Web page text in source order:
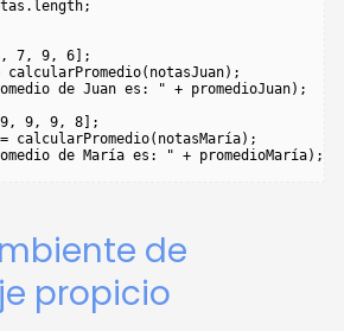
7, 9, 6];
calcularPromedio(notasJuan);
de Juan es: " + promedioJuan);
9, 9, 8];
calcularPromedio(notasMaría);
de
propicio